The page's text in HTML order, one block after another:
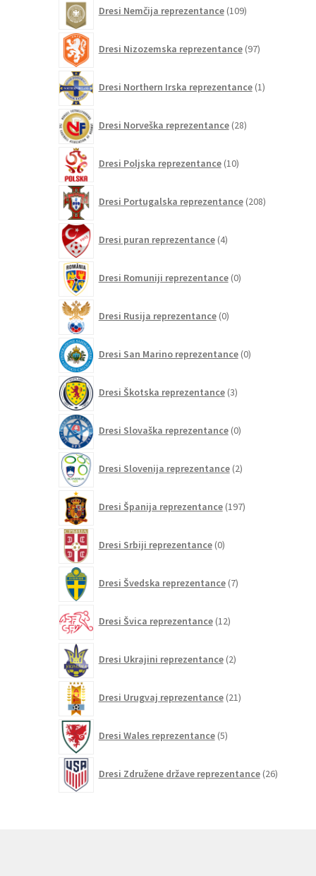
Dresi Nemčija reprezentance 109izdelkov
Dresi Nizozemska reprezentance 97izdelkov
Dresi Northern Irska reprezentance 1izdelek
Dresi Norveška reprezentance 28izdelkov
Dresi Poljska reprezentance 10izdelkov
Dresi Portugalska reprezentance 208izdelkov
Dresi puran reprezentance 4izdelki
Dresi Romuniji reprezentance 0izdelkov
Dresi Rusija reprezentance 0izdelkov
Dresi San Marino reprezentance 0izdelkov
Dresi Škotska reprezentance 3izdelki
Dresi Slovaška reprezentance 0izdelkov
Dresi Slovenija reprezentance 2izdelka
Dresi Španija reprezentance 197izdelkov
Dresi Srbiji reprezentance 0izdelkov
Dresi Švedska reprezentance 7izdelkov
Dresi Švica reprezentance 12izdelkov
Dresi Ukrajini reprezentance 2izdelka
Dresi Urugvaj reprezentance 21izdelkov
Dresi Wales reprezentance 5izdelkov
Dresi Združene države reprezentance 26izdelkov